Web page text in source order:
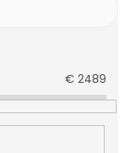
€ 2489